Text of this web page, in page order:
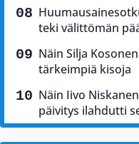
teki välittömän
Näin Silja
tärkeimpiä kisoja
Näin Iivo
päivitys ilahdutti